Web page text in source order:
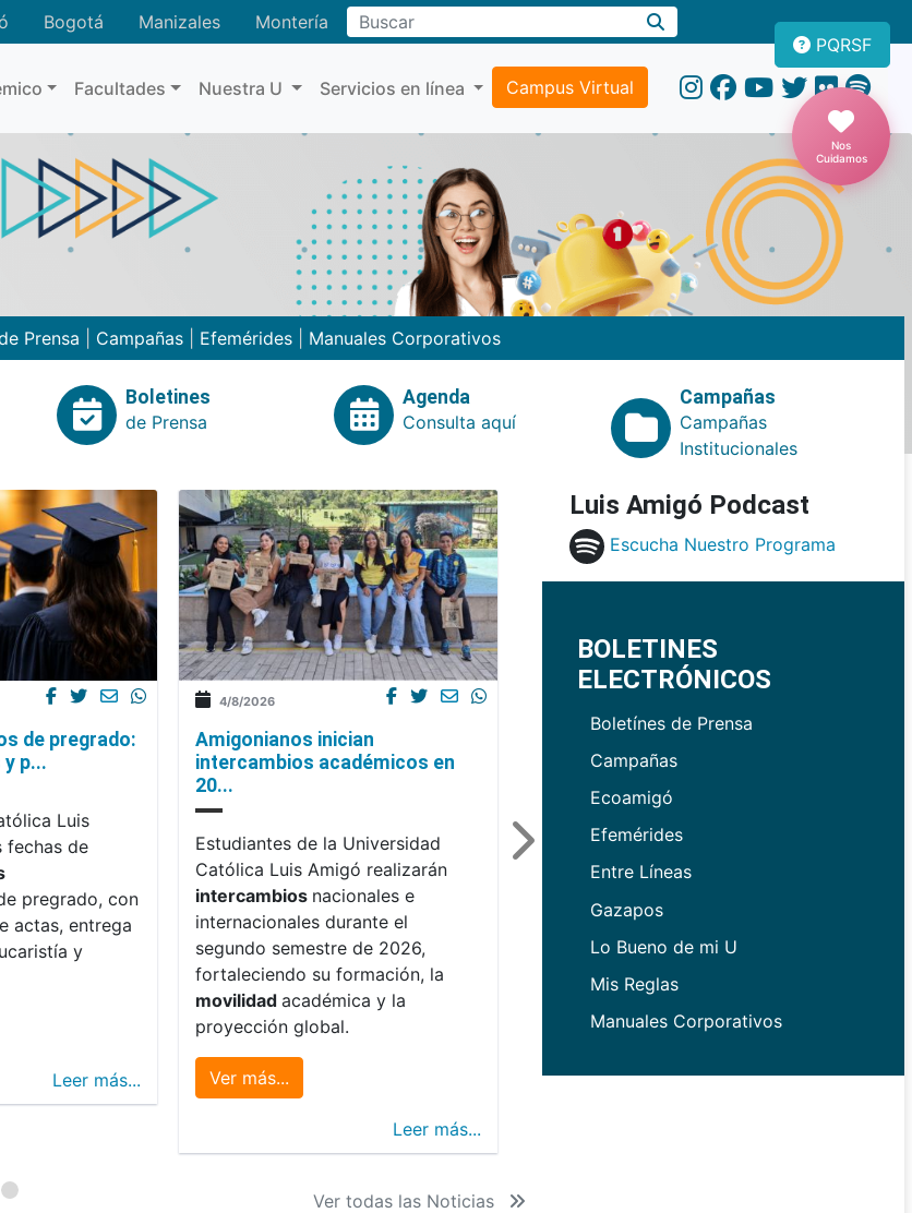
Bogotá Manizales MonteríaBuscar
Facultades Nuestra U Servicios en línea Campus Virtual
PQRSF
Nos
Cuidamos
Prensa Campañas Efemérides Manuales Corporativos
Boletines
de Prensa
Agenda
Consulta aquí
Campañas
Campañas
Institucionales
de pregrado:
p...
Luis
fechas de
pregrado, con
actas, entrega
y
Leer más...
4/8/2026
Amigonianos inician
intercambios académicos en
20...
Estudiantes de la Universidad
Católica Luis Amigó realizarán
intercambios nacionales e
internacionales durante el
segundo semestre de 2026,
fortaleciendo su formación, la
movilidad académica y la
proyección global.
Ver más...
Leer más...
Ver todas las Noticias
Luis Amigó Podcast
Escucha Nuestro Programa
BOLETINES
ELECTRÓNICOS
Boletínes de Prensa
Campañas
Ecoamigó
Efemérides
Entre Líneas
Gazapos
Lo Bueno de mi U
Mis Reglas
Manuales Corporativos